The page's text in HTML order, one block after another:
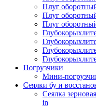
Плуг
Плуг
Плуг
Погрузчики
Мини-
Сеялки бу и
Сеялка
in